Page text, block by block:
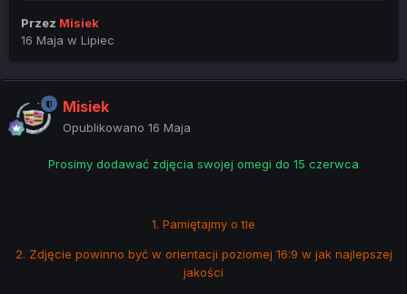
Przez Misiek
16 Maja w Lipiec
Misiek
Opublikowano 16 Maja
Prosimy dodawać zdjęcia swojej omegi do 15 czerwca
1. Pamiętajmy o tle
2. Zdjęcie powinno być w orientacji poziomej 16:9 w jak najlepszej
jakości